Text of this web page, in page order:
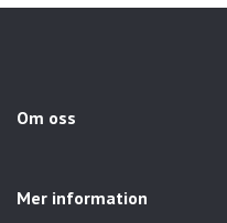
Om oss
Mer information